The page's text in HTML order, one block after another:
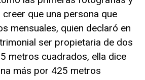
que una persona que
mensuales, quien declaró en
ser propietaria de dos
metros cuadrados, ella dice
más por 425 metros